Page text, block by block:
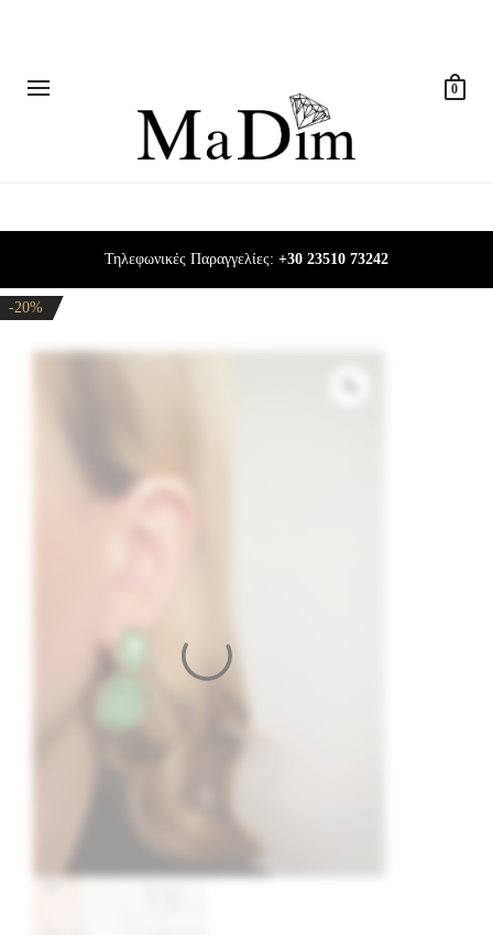
0
Τηλεφωνικές Παραγγελίες: +30 23510 73242
-20%